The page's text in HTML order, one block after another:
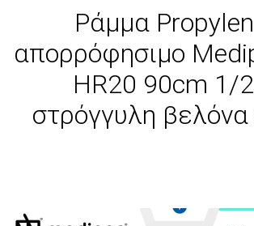
Ράμμα
απορρόφησιμο
HR20 90cm 1/
στρόγγυλη